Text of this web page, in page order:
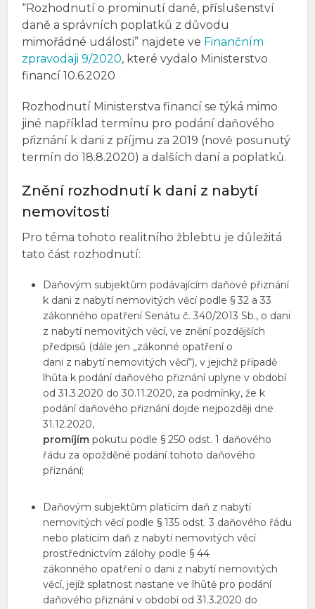
“Rozhodnutí o prominutí daně, příslušenství
daně a správních poplatků z důvodu
mimořádné události” najdete ve Finančním
zpravodaji 9/2020, které vydalo Ministerstvo
financí 10.6.2020
Rozhodnutí Ministerstva financí se týká mimo
jiné například termínu pro podání daňového
přiznání k dani z příjmu za 2019 (nově posunutý
termín do 18.8.2020) a dalších daní a poplatků.
Znění rozhodnutí k dani z nabytí
nemovitosti
Pro téma tohoto realitního žblebtu je důležitá
tato část rozhodnutí:
Daňovým subjektům podávajícím daňové přiznání
k dani z nabytí nemovitých věcí podle § 32 a 33
zákonného opatření Senátu č. 340/2013 Sb., o dani
z nabytí nemovitých věcí, ve znění pozdějších
předpisů (dále jen „zákonné opatření o
dani z nabytí nemovitých věcí“), v jejichž případě
lhůta k podání daňového přiznání uplyne v období
od 31.3.2020 do 30.11.2020, za podmínky, že k
podání daňového přiznání dojde nejpozději dne
31.12.2020,
promíjím pokutu podle § 250 odst. 1 daňového
řádu za opožděné podání tohoto daňového
přiznání;
Daňovým subjektům platícím daň z nabytí
nemovitých věcí podle § 135 odst. 3 daňového řádu
nebo platícím daň z nabytí nemovitých věcí
prostřednictvím zálohy podle § 44
zákonného opatření o dani z nabytí nemovitých
věcí, jejíž splatnost nastane ve lhůtě pro podání
daňového přiznání v období od 31.3.2020 do